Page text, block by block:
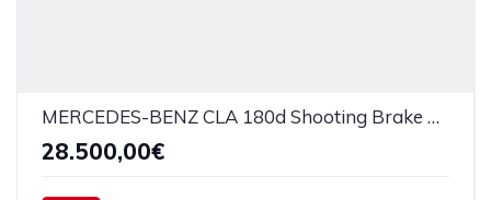
MERCEDES-BENZ CLA 180d Shooting Brake AMG Line
28.500,00€